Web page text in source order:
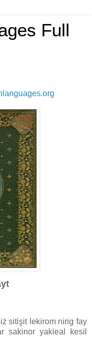
Full
sitişit lekirom nirig fay
sakinor yakieal kesil